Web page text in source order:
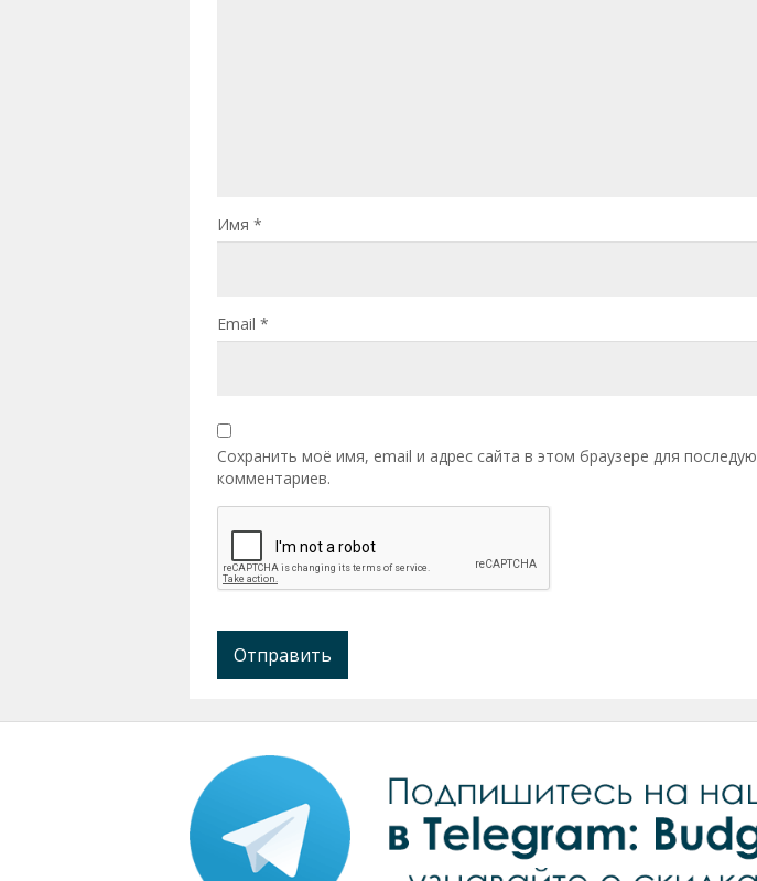
Имя *
Email *
Сохранить моё имя, email и адрес сайта в этом браузере для
комментариев.